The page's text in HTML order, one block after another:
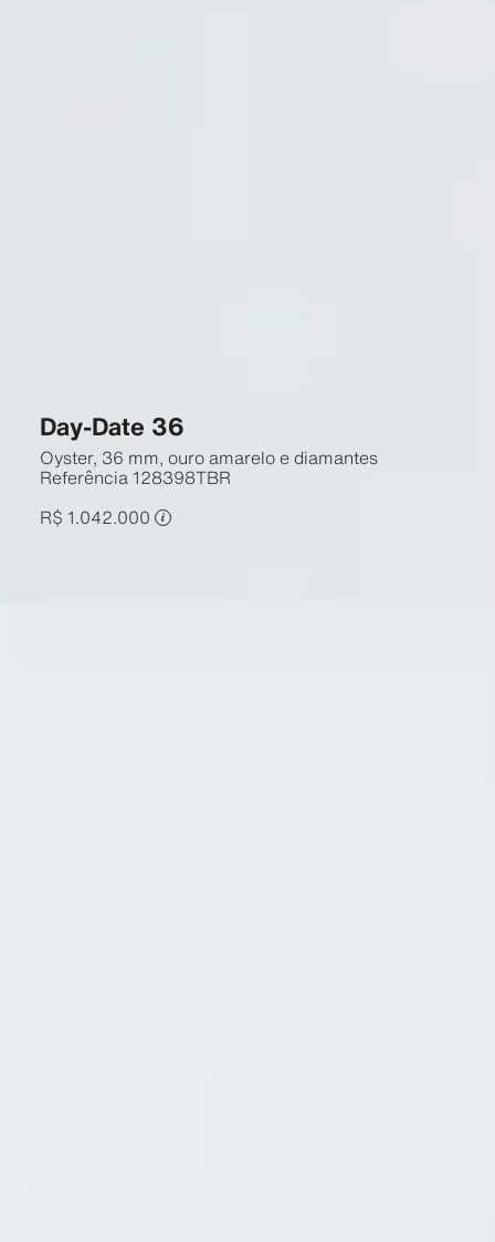
Day-Date 36
Oyster, 36 mm, ouro amarelo e diamantes
Referência128398TBR
R$ 1.042.000